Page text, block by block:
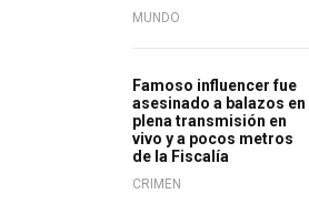
MUNDO
Famoso influencer fue
asesinado a balazos en
plena transmisión en
vivo y a pocos metros
de la Fiscalía
CRIMEN